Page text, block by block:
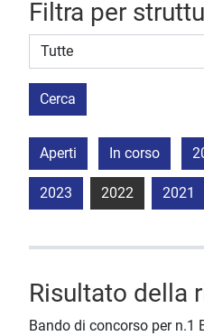
Filtra per
Struttura stipulante
Cerca
Aperti In corso
2023 2022 2021
Risultato della
Bando di concorso per n.1